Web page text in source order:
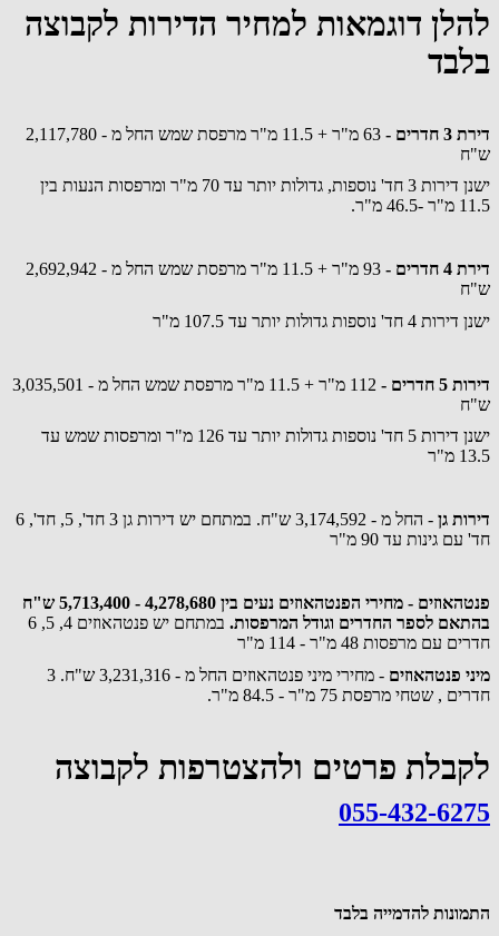
להלן דוגמאות למחיר הדירות לקבוצה
בלבד
דירת 3 חדרים -
63 מ"ר + 11.5 מ"ר מרפסת שמש החל מ - 2,117,780
ש"ח
ישנן דירות 3 חד' נוספות, גדולות יותר עד 70 מ"ר ומרפסות הנעות בין
11.5 מ"ר -46.5 מ"ר.
דירת 4 חדרים -
93 מ"ר + 11.5 מ"ר מרפסת שמש החל מ - 2,692,942
ש"ח
ישנן דירות 4 חד' נוספות גדולות יותר עד 107.5 מ"ר
דירות 5 חדרים -
112 מ"ר + 11.5 מ"ר מרפסת שמש החל מ - 3,035,501
ש"ח
ישנן דירות 5 חד' נוספות גדולות יותר עד 126 מ"ר ומרפסות שמש עד
13.5 מ"ר
דירות גן
- החל מ - 3,174,592 ש"ח. במתחם יש דירות גן 3 חד', 5, חד', 6
חד' עם גינות עד 90 מ"ר
פנטהאוזים - מחירי הפנטהאוזים נעים בין 4,278,680 - 5,713,400 ש"ח
בהתאם לספר החדרים וגודל המרפסות.
במתחם יש פנטהאוזים 4, 5, 6
חדרים עם מרפסות 48 מ"ר - 114 מ"ר
מיני פנטהאוזים
- מחירי מיני פנטהאוזים החל מ - 3,231,316 ש"ח. 3
חדרים , שטחי מרפסת 75 מ"ר - 84.5 מ"ר.
לקבלת פרטים ולהצטרפות לקבוצה
055-432-6275
התמונות להדמייה בלבד